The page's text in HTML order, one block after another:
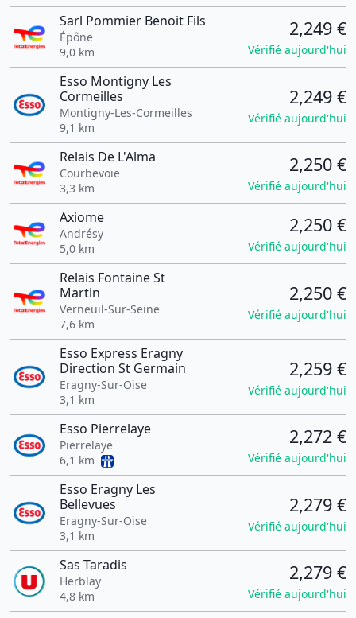
Sarl Pommier Benoit Fils
Épône
9,0 km
2,249 €
Vérifié aujourd'hui
Esso Montigny Les
Cormeilles
Montigny-Les-Cormeilles
9,1 km
2,249 €
Vérifié aujourd'hui
Relais De L'Alma
Courbevoie
3,3 km
2,250 €
Vérifié aujourd'hui
Axiome
Andrésy
5,0 km
2,250 €
Vérifié aujourd'hui
Relais Fontaine St
Martin
Verneuil-Sur-Seine
7,6 km
2,250 €
Vérifié aujourd'hui
Esso Express Eragny
Direction St Germain
Eragny-Sur-Oise
3,1 km
2,259 €
Vérifié aujourd'hui
Esso Pierrelaye
Pierrelaye
6,1 km
2,272 €
Vérifié aujourd'hui
Esso Eragny Les
Bellevues
Eragny-Sur-Oise
3,1 km
2,279 €
Vérifié aujourd'hui
Sas Taradis
Herblay
4,8 km
2,279 €
Vérifié aujourd'hui